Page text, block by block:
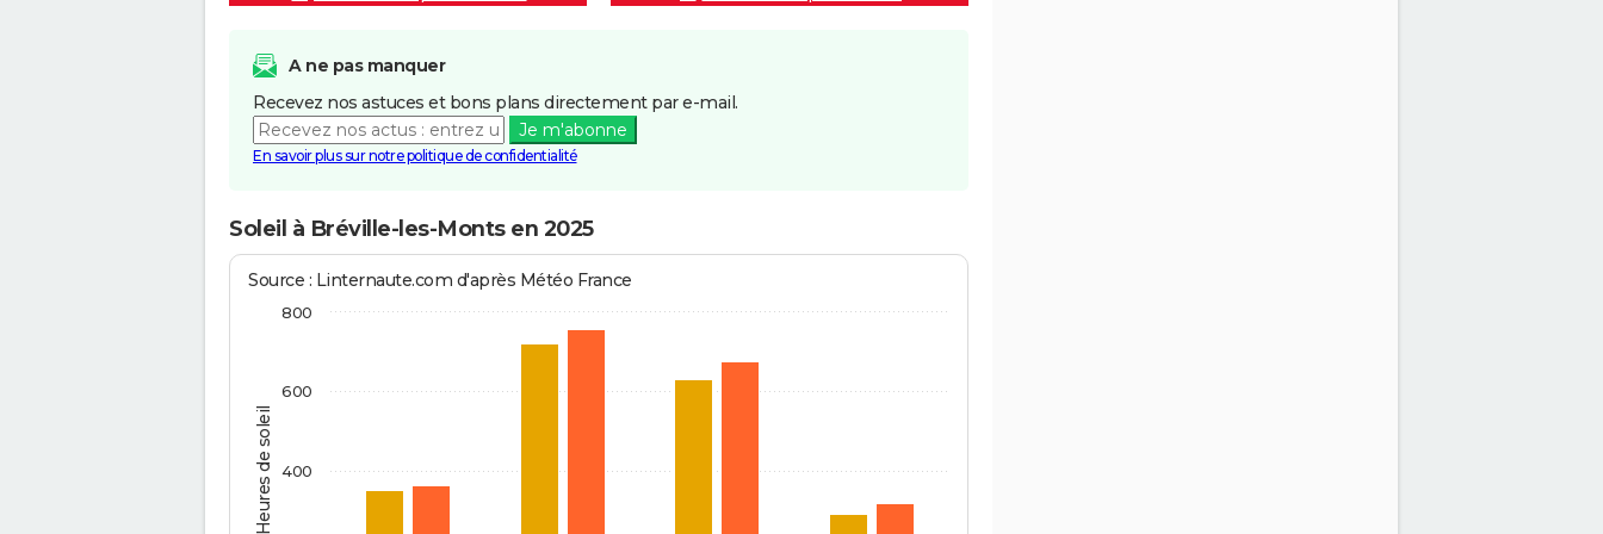
A ne pas manquer
Recevez nos astuces et bons plans directement par e-mail.
Je m'abonne
En savoir plus sur notre politique de confidentialité
Soleil à Bréville-les-Monts en 2025
Heures de soleil
Source : Linternaute.com d'après Météo France
400
600
800